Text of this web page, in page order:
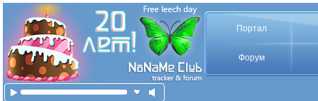
Портал
Форум